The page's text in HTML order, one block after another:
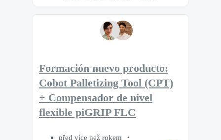
Formación nuevo producto:
Cobot Palletizing Tool (CPT)
+ Compensador de nivel
flexible piGRIP FLC
před více než rokem